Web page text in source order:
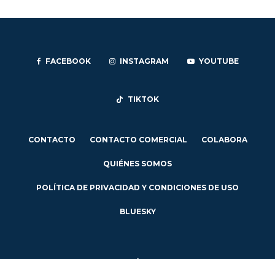
FACEBOOK INSTAGRAM YOUTUBE
TIKTOK
CONTACTO CONTACTO COMERCIAL COLABORA
QUIÉNES SOMOS
POLÍTICA DE PRIVACIDAD Y CONDICIONES DE USO
BLUESKY